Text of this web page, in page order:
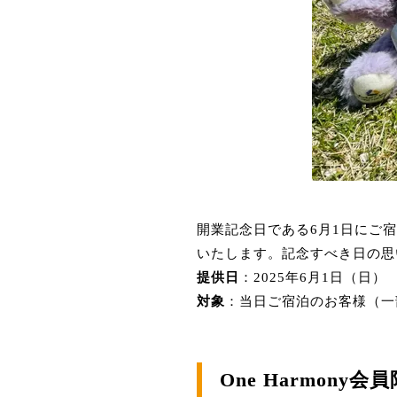
開業記念日である6月1日にご
いたします。 記念すべき日の
提供日
：​ 2025年6月1日（日）
対象 ：​ 当日ご宿泊のお客様（
One Harmony会